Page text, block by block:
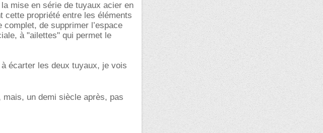
mise en série de tuyaux acier en
cette propriété entre les éléments
de supprimer l’espace
à "ailettes" qui permet le
écarter les deux tuyaux, je vois
mais, un demi siècle après, pas